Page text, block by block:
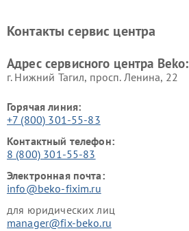
Ремонт холодильников Beko
Контакты сервис центра
Адрес сервисного центра Beko:
г. Нижний Тагил, просп. Ленина, 22
Горячая линия:
+7 (800) 301-55-83
Контактный телефон:
8 (800) 301-55-83
Электронная почта:
info@beko-fixim.ru
для юридических лиц
manager@fix-beko.ru